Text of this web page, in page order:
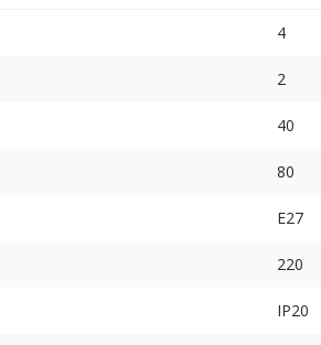
4
2
40
80
E27
220
IP20